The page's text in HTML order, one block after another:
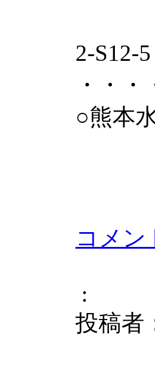
2-S12-
・・
○熊本
コメン
:
投稿者